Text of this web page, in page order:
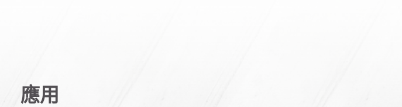
應用